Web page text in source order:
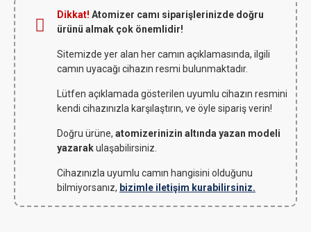
Dikkat! Atomizer camı siparişlerinizde doğru
ürünü almak çok önemlidir!
Sitemizde yer alan her camın açıklamasında, ilgili
camın uyacağı cihazın resmi bulunmaktadır.
Lütfen açıklamada gösterilen uyumlu cihazın resmini
kendi cihazınızla karşılaştırın, ve öyle sipariş verin!
Doğru ürüne, atomizerinizin altında yazan modeli
yazarakulaşabilirsiniz.
Cihazınızla uyumlu camın hangisini olduğunu
bilmiyorsanız, bizimle iletişim kurabilirsiniz.